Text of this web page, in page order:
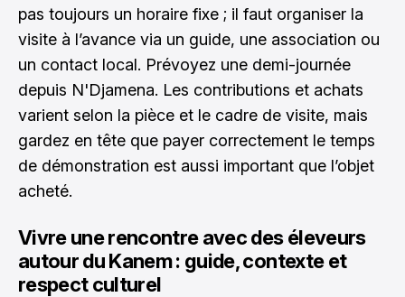
pas toujours un horaire fixe ; il faut organiser la
visite à l’avance via un guide, une association ou
un contact local. Prévoyez une demi-journée
depuis N'Djamena. Les contributions et achats
varient selon la pièce et le cadre de visite, mais
gardez en tête que payer correctement le temps
de démonstration est aussi important que l’objet
acheté.
Vivre une rencontre avec des éleveurs
autour du Kanem : guide, contexte et
respect culturel